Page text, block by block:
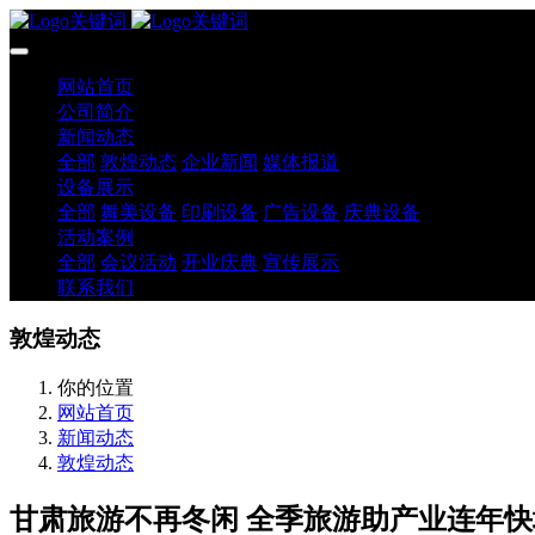
网站首页
公司简介
新闻动态
全部 敦煌动态 企业新闻 媒体报道
设备展示
全部 舞美设备 印刷设备 广告设备 庆典设备
活动案例
全部 会议活动 开业庆典 宣传展示
联系我们
敦煌动态
你的位置
网站首页
新闻动态
敦煌动态
甘肃旅游不再冬闲 全季旅游助产业连年